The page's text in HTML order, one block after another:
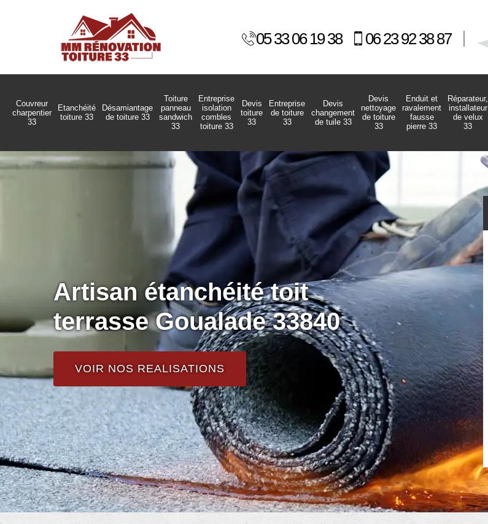
05 33 06 19 38 06 23 92 38 87
Couvreur
charpentier
33
Etanchéité
toiture 33
Désamiantage
de toiture 33
Toiture
panneau
sandwich
33
Entreprise
isolation
combles
toiture 33
Devis
toiture
33
Entreprise
de toiture
33
Devis
changement
de tuile 33
Devis
nettoyage
de toiture
33
Enduit et
ravalement
fausse
pierre 33
Réparateur,
installateur
de velux
33
Artisan étanchéité toit
terrasse Goualade 33840
VOIR NOS REALISATIONS